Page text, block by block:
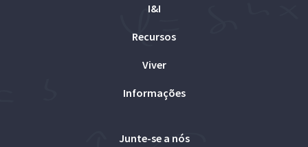
I&I
Recursos
Viver
Informações
Junte-se a nós